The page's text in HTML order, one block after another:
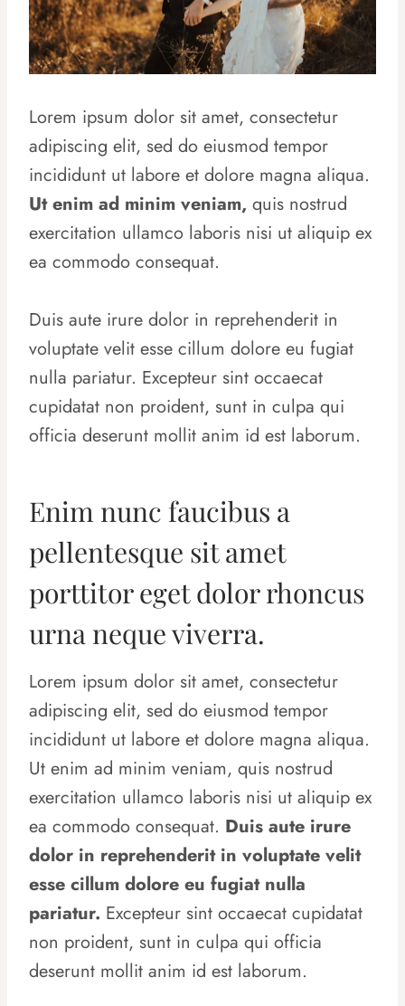
Lorem ipsum dolor sit amet, consectetur
adipiscing elit, sed do eiusmod tempor
incididunt ut labore et dolore magna aliqua.
Ut enim ad minim veniam, quis nostrud
exercitation ullamco laboris nisi ut aliquip ex
ea commodo consequat.
Duis aute irure dolor in reprehenderit in
voluptate velit esse cillum dolore eu fugiat
nulla pariatur. Excepteur sint occaecat
cupidatat non proident, sunt in culpa qui
officia deserunt mollit anim id est laborum.
Enim nunc faucibus a
pellentesque sit amet
porttitor eget dolor rhoncus
urna neque viverra.
Lorem ipsum dolor sit amet, consectetur
adipiscing elit, sed do eiusmod tempor
incididunt ut labore et dolore magna aliqua.
Ut enim ad minim veniam, quis nostrud
exercitation ullamco laboris nisi ut aliquip ex
ea commodo consequat. Duis aute irure
dolor in reprehenderit in voluptate velit
esse cillum dolore eu fugiat nulla
pariatur. Excepteur sint occaecat cupidatat
non proident, sunt in culpa qui officia
deserunt mollit anim id est laborum.